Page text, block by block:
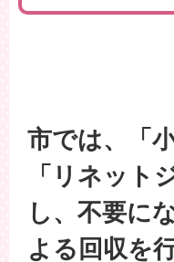
市では、「
「リネット
し、不要に
よる回収を